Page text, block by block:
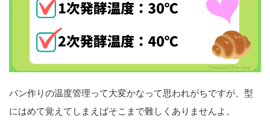
パン作りの温度管理って大変かなって思われがちですが、型
にはめて覚えてしまえばそこまで難しくありませんよ。